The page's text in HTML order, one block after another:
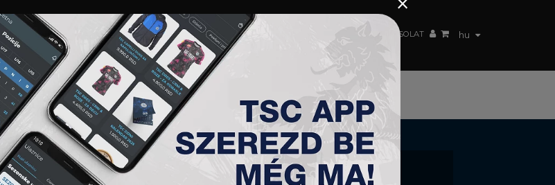
hu
TAGSÁG JEGYEK AKKREDITÁCIÓ KLUB AKADÉMIA NŐI CSAPAT KAPCSOLAT